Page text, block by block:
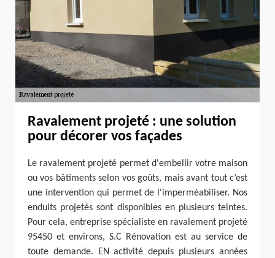
Ravalement projeté : une solution
pour décorer vos façades
Le ravalement projeté permet d'embellir votre maison
ou vos bâtiments selon vos goûts, mais avant tout c’est
une intervention qui permet de l'imperméabiliser. Nos
enduits projetés sont disponibles en plusieurs teintes.
Pour cela, entreprise spécialiste en ravalement projeté
95450 et environs, S.C Rénovation est au service de
toute demande. EN activité depuis plusieurs années